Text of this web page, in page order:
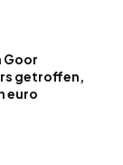
Goor
getroffen,
euro